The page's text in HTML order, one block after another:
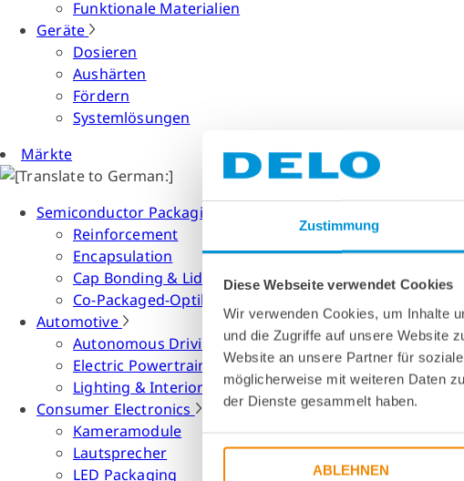
Zustimmung
Diese Webseite verwendet Cookies
Wir verwenden Cookies, um Inhalte
und die Zugriffe auf unsere Website
Website an unsere Partner für
möglicherweise mit weiteren Daten
der Dienste gesammelt haben.
ABLEHNEN
Funktionale Materialien
Geräte
Dosieren
Aushärten
Fördern
Systemlösungen
Märkte
Semiconductor Packaging
Reinforcement
Encapsulation
Cap Bonding & Lid Attach
Co-Packaged-Optiken
Automotive
Autonomous Driving
Electric Powertrain
Lighting & Interior
Consumer Electronics
Kameramodule
Lautsprecher
LED Packaging